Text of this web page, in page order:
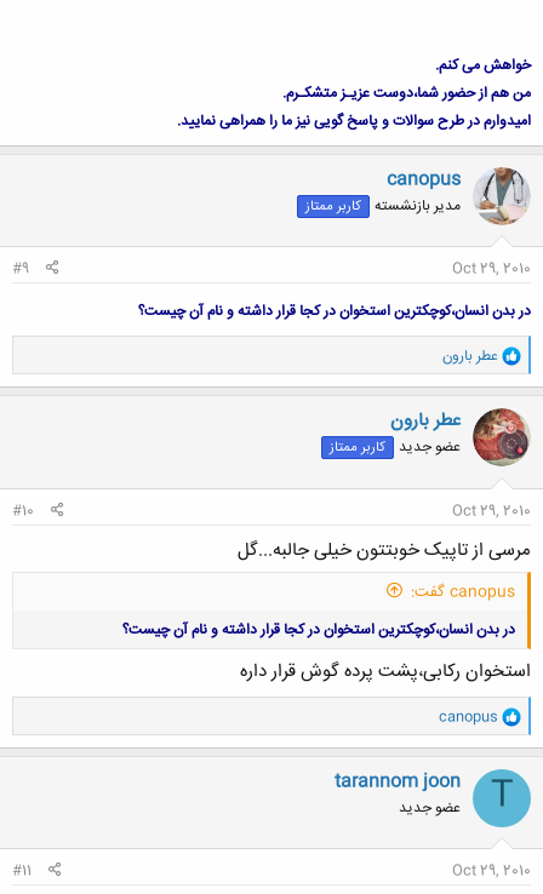
کلیک کنید تا باز شود...
خواهش می کنم.
من هم از حضور شما،دوست عزیـز متشکـرم.
امیدوارم در طرح سوالات و پاسخ گویی نیز ما را همراهی نمایید.
canopus
مدیر بازنشسته کاربر ممتاز
Oct 29, 2010
#9
در بدن انسان،کوچکترین استخوان در کجا قرار داشته و نام آن چیست؟
و
ا
ک
ن
ش
ه
ا
عطر بارون
عطر بارون
عضو جدید کاربر ممتاز
Oct 29, 2010
#10
مرسی از تاپیک خوبتتون خیلی جالبه...گل
canopus گفت:
در بدن انسان،کوچکترین استخوان در کجا قرار داشته و نام آن چیست؟
استخوان رکابی،پشت پرده گوش قرار داره
و
ا
ک
ن
ش
ا
canopus
T
tarannom joon
عضو جدید
Oct 29, 2010
#11